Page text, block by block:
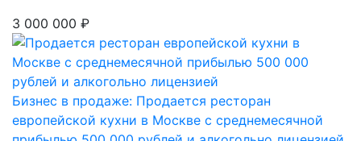
3 000 000 ₽
Бизнес в продаже: Продается ресторан
европейской кухни в Москве с среднемесячной